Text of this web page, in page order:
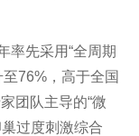
率先采用“全周期
76%，高于全国
团队主导的“微
过度刺激综合